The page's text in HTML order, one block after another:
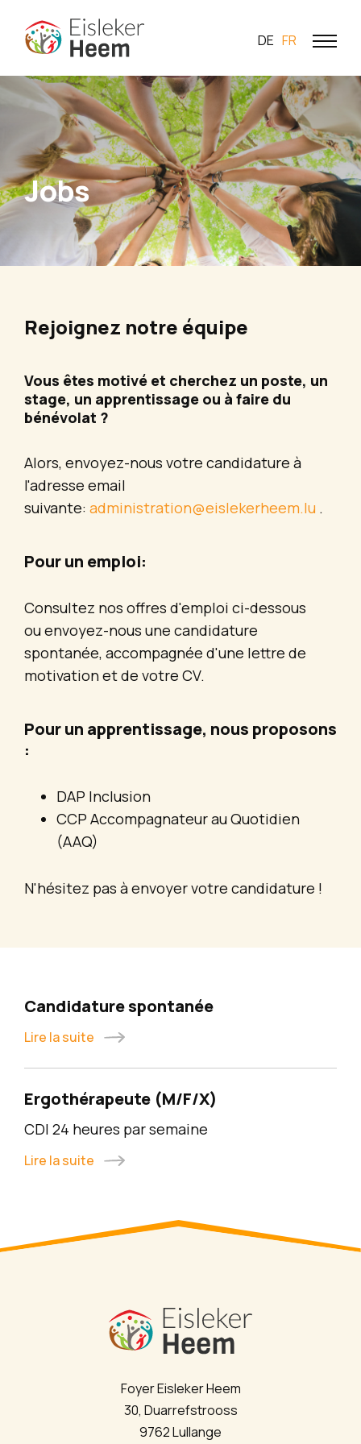
DE FR
Jobs
Rejoignez notre équipe
Vous êtes motivé et cherchez un poste, un
stage, un apprentissage ou à faire du
bénévolat ?
Alors, envoyez-nous votre candidature à
l'adresse email
suivante: administration@eislekerheem.lu .
Pour un emploi:
Consultez nos offres d'emploi ci-dessous
ou envoyez-nous une candidature
spontanée, accompagnée d'une lettre de
motivation et de votre CV.
Pour un apprentissage, nous proposons
:
DAP Inclusion
CCP Accompagnateur au Quotidien
(AAQ)
N'hésitez pas à envoyer votre candidature !
Candidature spontanée
Lire la suite
Ergothérapeute (M/F/X)
CDI 24 heures par semaine
Lire la suite
Foyer Eisleker Heem
30, Duarrefstrooss
9762 Lullange